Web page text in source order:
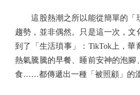
這股熱潮之所以能從簡單的「
趨勢，並非偶然。只是這一次，文
到了「生活瑣事」：TikTok上，華
熱氣騰騰的早餐、睡前安神的泡腳
食……都傳遞出一種「被照顧」的